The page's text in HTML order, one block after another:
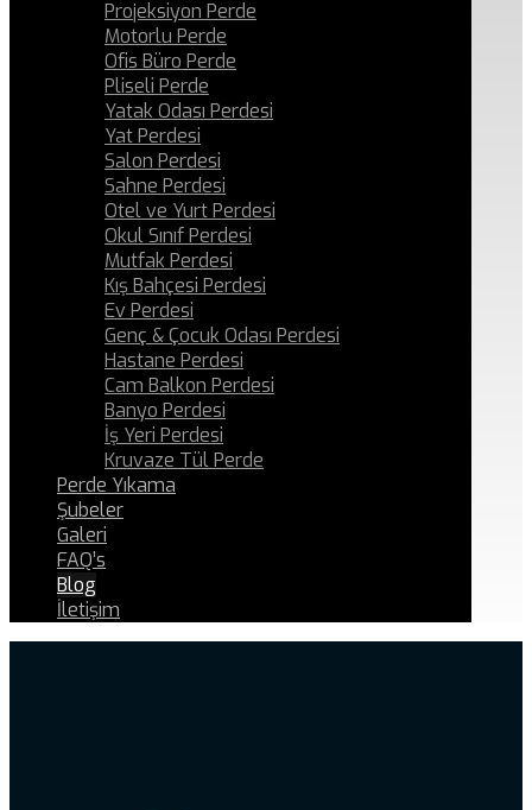
Projeksiyon Perde
Motorlu Perde
Ofis Büro Perde
Pliseli Perde
Yatak Odası Perdesi
Yat Perdesi
Salon Perdesi
Sahne Perdesi
Otel ve Yurt Perdesi
Okul Sınıf Perdesi
Mutfak Perdesi
Kış Bahçesi Perdesi
Ev Perdesi
Genç & Çocuk Odası Perdesi
Hastane Perdesi
Cam Balkon Perdesi
Banyo Perdesi
İş Yeri Perdesi
Kruvaze Tül Perde
Perde Yıkama
Şubeler
Galeri
FAQ’s
Blog
İletişim